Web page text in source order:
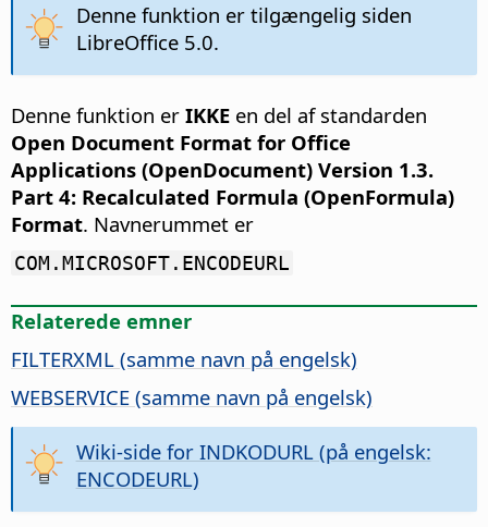
Denne funktion er tilgængelig siden
LibreOffice 5.0.
Denne funktion er IKKE en del af standarden
Open Document Format for Office
Applications (OpenDocument) Version 1.3.
Part 4: Recalculated Formula (OpenFormula)
Format. Navnerummet er
COM.MICROSOFT.ENCODEURL
Relaterede emner
FILTERXML (samme navn på engelsk)
WEBSERVICE (samme navn på engelsk)
Wiki-side for INDKODURL (på engelsk:
ENCODEURL)